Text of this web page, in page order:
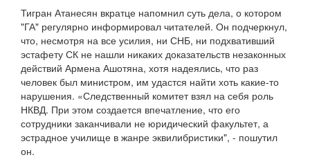
Тигран Атанесян вкратце напомнил суть дела, о котором
"ГА" регулярно информировал читателей. Он подчеркнул,
что, несмотря на все усилия, ни СНБ, ни подхвативший
эстафету СК не нашли никаких доказательств незаконных
действий Армена Ашотяна, хотя надеялись, что раз
человек был министром, им удастся найти хоть какие-то
нарушения. «Следственный комитет взял на себя роль
НКВД. При этом создается впечатление, что его
сотрудники заканчивали не юридический факультет, а
эстрадное училище в жанре эквилибристики", - пошутил
он.